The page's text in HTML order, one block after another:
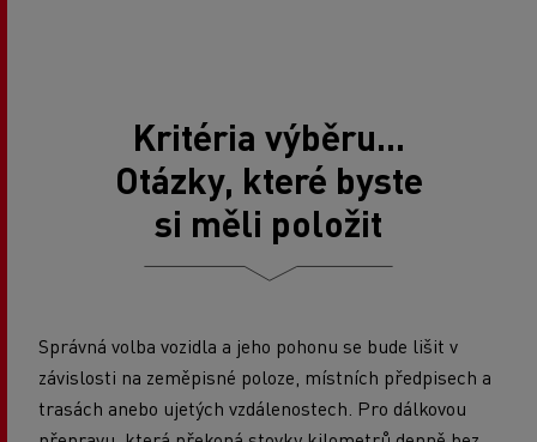
Kritéria výběru...
Otázky, které byste
si měli položit
Správná volba vozidla a jeho pohonu se bude lišit v
závislosti na zeměpisné poloze, místních předpisech a
trasách anebo ujetých vzdálenostech. Pro dálkovou